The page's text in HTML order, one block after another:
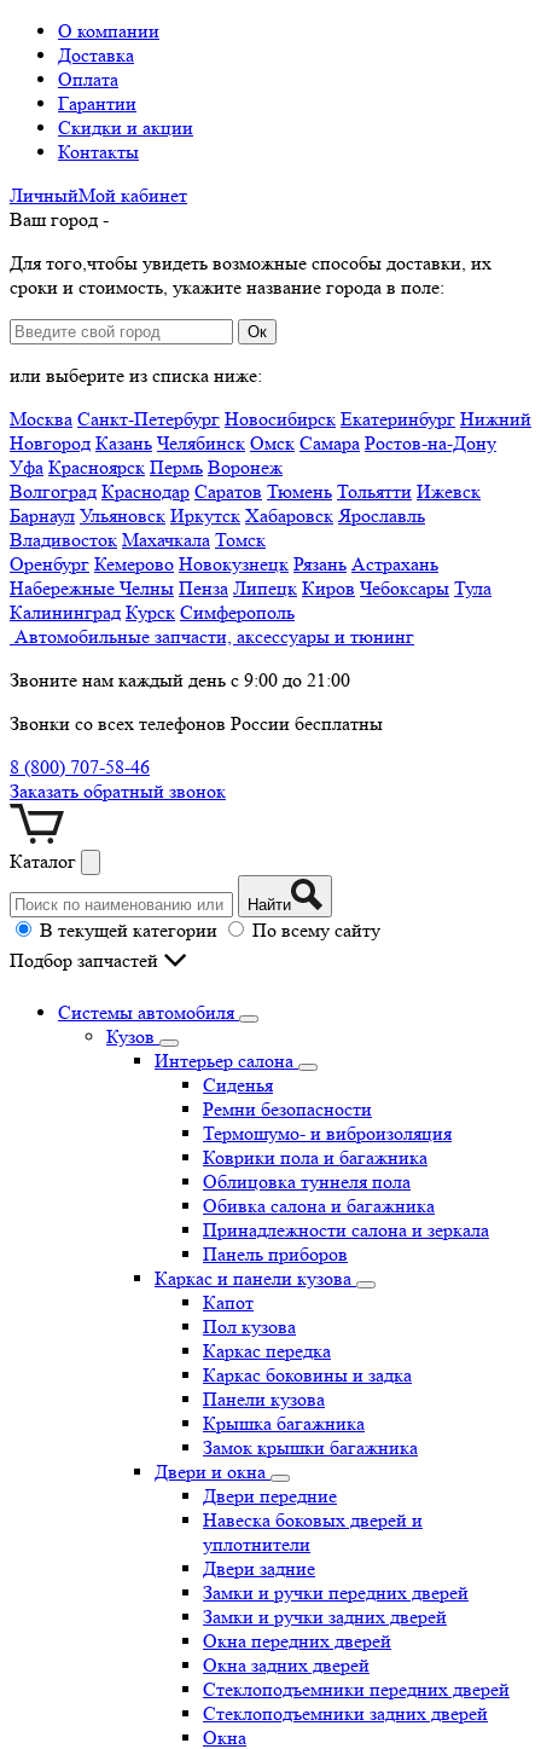
О компании
Доставка
Оплата
Гарантии
Скидки и акции
Контакты
ЛичныйМой кабинет
Ваш город -
Для того,чтобы увидеть возможные способы доставки, их
сроки и стоимость, укажите название города в поле:
Ок
или выберите из списка ниже:
Москва Санкт-Петербург Новосибирск Екатеринбург Нижний
Новгород Казань Челябинск Омск Самара Ростов-на-Дону
Уфа Красноярск Пермь Воронеж
Волгоград Краснодар Саратов Тюмень Тольятти Ижевск
Барнаул Ульяновск Иркутск Хабаровск Ярославль
Владивосток Махачкала Томск
Оренбург Кемерово Новокузнецк Рязань Астрахань
Набережные Челны Пенза Липецк Киров Чебоксары Тула
Калининград Курск Симферополь
Автомобильные запчасти, аксессуары и тюнинг
Звоните нам каждый день с 9:00 до 21:00
Звонки со всех телефонов России бесплатны
8 (800) 707-58-46
Заказать обратный звонок
Каталог
Найти
В текущей категории
По всему сайту
Подбор запчастей
Системы автомобиля
Кузов
Интерьер салона
Сиденья
Ремни безопасности
Термошумо- и виброизоляция
Коврики пола и багажника
Облицовка туннеля пола
Обивка салона и багажника
Принадлежности салона и зеркала
Панель приборов
Каркас и панели кузова
Капот
Пол кузова
Каркас передка
Каркас боковины и задка
Панели кузова
Крышка багажника
Замок крышки багажника
Двери и окна
Двери передние
Навеска боковых дверей и
уплотнители
Двери задние
Замки и ручки передних дверей
Замки и ручки задних дверей
Окна передних дверей
Окна задних дверей
Стеклоподъемники передних дверей
Стеклоподъемники задних дверей
Окна